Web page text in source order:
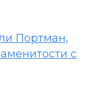
Портман,
с